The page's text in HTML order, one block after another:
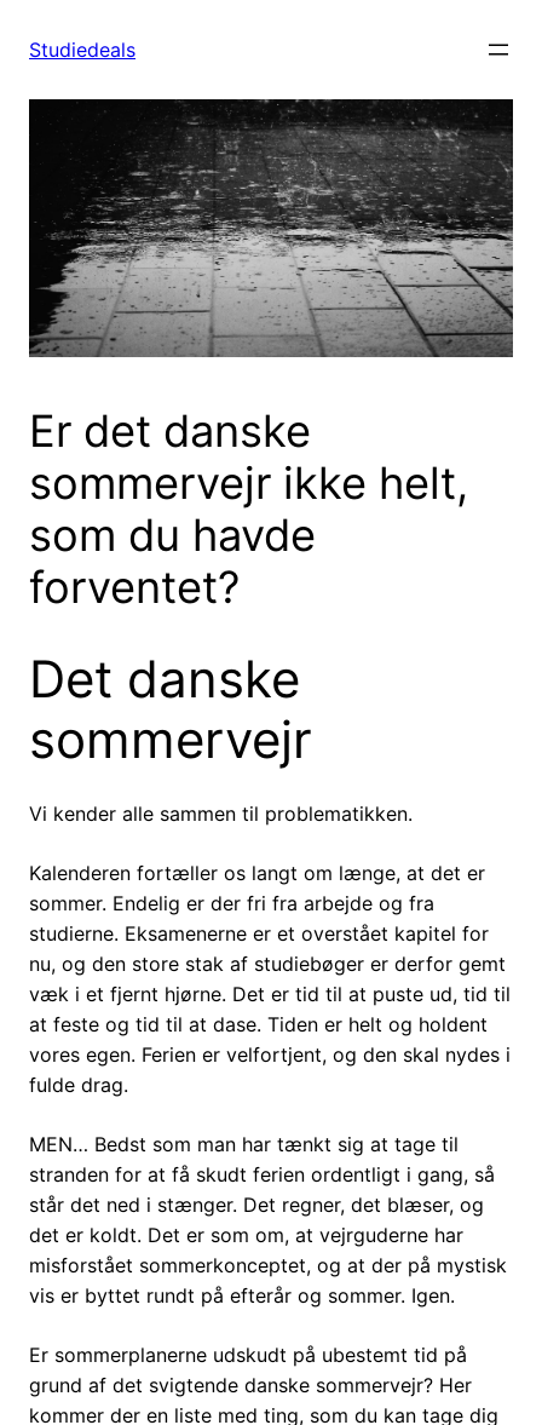
Studiedeals
Er det danske
sommervejr ikke helt,
som du havde
forventet?
Det danske
sommervejr
Vi kender alle sammen til problematikken.
Kalenderen fortæller os langt om længe, at det er
sommer. Endelig er der fri fra arbejde og fra
studierne. Eksamenerne er et overstået kapitel for
nu, og den store stak af studiebøger er derfor gemt
væk i et fjernt hjørne. Det er tid til at puste ud, tid til
at feste og tid til at dase. Tiden er helt og holdent
vores egen. Ferien er velfortjent, og den skal nydes i
fulde drag.
MEN… Bedst som man har tænkt sig at tage til
stranden for at få skudt ferien ordentligt i gang, så
står det ned i stænger. Det regner, det blæser, og
det er koldt. Det er som om, at vejrguderne har
misforstået sommerkonceptet, og at der på mystisk
vis er byttet rundt på efterår og sommer. Igen.
Er sommerplanerne udskudt på ubestemt tid på
grund af det svigtende danske sommervejr? Her
kommer der en liste med ting, som du kan tage dig